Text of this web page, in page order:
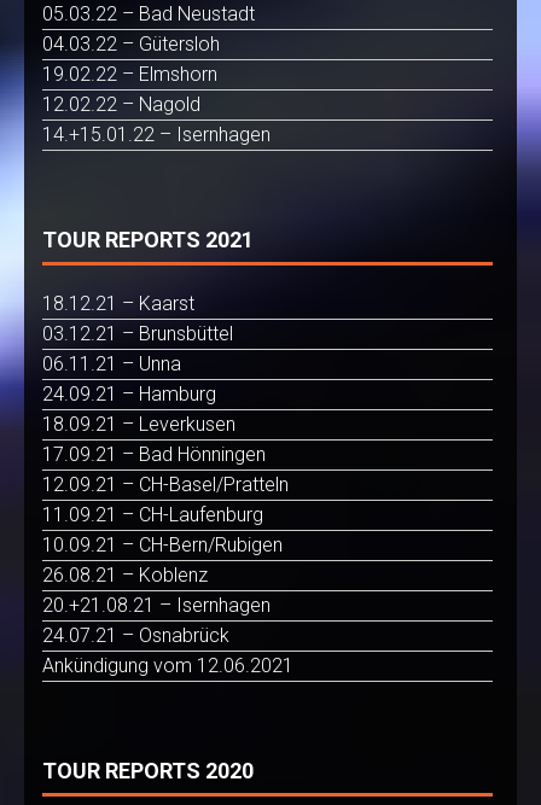
05.03.22 – Bad Neustadt
04.03.22 – Gütersloh
19.02.22 – Elmshorn
12.02.22 – Nagold
14.+15.01.22 – Isernhagen
TOUR REPORTS 2021
18.12.21 – Kaarst
03.12.21 – Brunsbüttel
06.11.21 – Unna
24.09.21 – Hamburg
18.09.21 – Leverkusen
17.09.21 – Bad Hönningen
12.09.21 – CH-Basel/Pratteln
11.09.21 – CH-Laufenburg
10.09.21 – CH-Bern/Rubigen
26.08.21 – Koblenz
20.+21.08.21 – Isernhagen
24.07.21 – Osnabrück
Ankündigung vom 12.06.2021
TOUR REPORTS 2020